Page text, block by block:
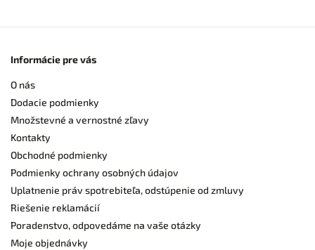
Informácie pre vás
O nás
Dodacie podmienky
Množstevné a vernostné zľavy
Kontakty
Obchodné podmienky
Podmienky ochrany osobných údajov
Uplatnenie práv spotrebiteľa, odstúpenie od zmluvy
Riešenie reklamácií
Poradenstvo, odpovedáme na vaše otázky
Moje objednávky